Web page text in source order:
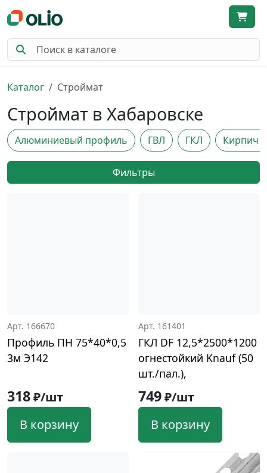
Каталог Строймат
Строймат в Хабаровске
Алюминиевый профиль ГВЛ ГКЛ Кирпич
Фильтры
Арт. 166670
Профиль ПН 75*40*0,5
3м Э142
318₽/шт
В корзину
Арт. 161401
ГКЛ DF 12,5*2500*1200
огнестойкий Knauf (50
шт./пал.),
749₽/шт
В корзину